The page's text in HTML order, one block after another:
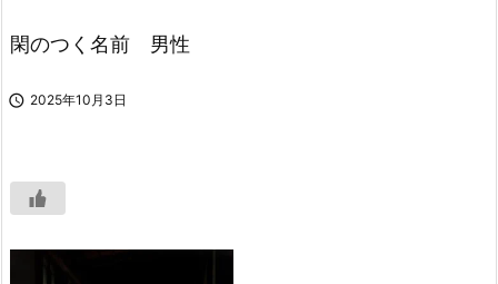
閑のつく名前 男性
 2025年10月3日